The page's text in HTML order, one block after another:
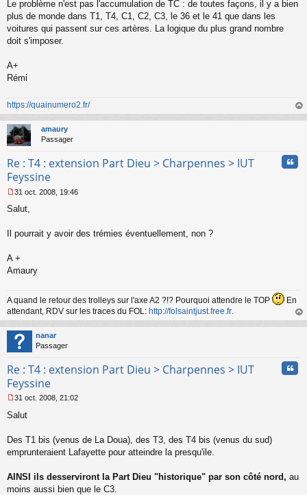
Le problème n'est pas l'accumulation de TC : de toutes façons, il y a bien
plus de monde dans T1, T4, C1, C2, C3, le 36 et le 41 que dans les
voitures qui passent sur ces artères. La logique du plus grand nombre
doit s'imposer.
A+
Rémi
https://quainumero2.fr/
au
amaury
Passager
Re : T4 : extension Part Dieu > Charpennes > IUT
Feyssine
e
s
a
e
n
l
u
31 oct. 2008, 19:46
Salut,
Il pourrait y avoir des trémies éventuellement, non ?
A +
Amaury
A quand le retour des trolleys sur l'axe A2 ?!? Pourquoi attendre le TOP
En
attendant, RDV sur les traces du FOL: http://folsaintjust.free.fr
au
nanar
Passager
Re : T4 : extension Part Dieu > Charpennes > IUT
Feyssine
e
g
n
o
31 oct. 2008, 21:02
Salut
Des T1 bis (venus de La Doua), des T3, des T4 bis (venus du sud)
emprunteraient Lafayette pour atteindre la presqu'ile.
AINSI ils desserviront la Part Dieu "historique" par son côté nord, au
moins aussi bien que le C3.